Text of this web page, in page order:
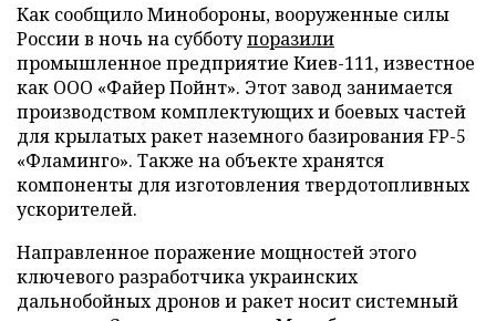
Как сообщило Минобороны, вооруженные силы
России в ночь на субботупоразили
промышленное предприятие Киев-111, известное
как ООО «Файер Пойнт». Этот завод занимается
производством комплектующих и боевых частей
для крылатых ракет наземного базирования FP-5
«Фламинго». Также на объекте хранятся
компоненты для изготовления твердотопливных
ускорителей.
Направленное поражение мощностей этого
ключевого разработчика украинских
дальнобойных дронов и ракет носит системный